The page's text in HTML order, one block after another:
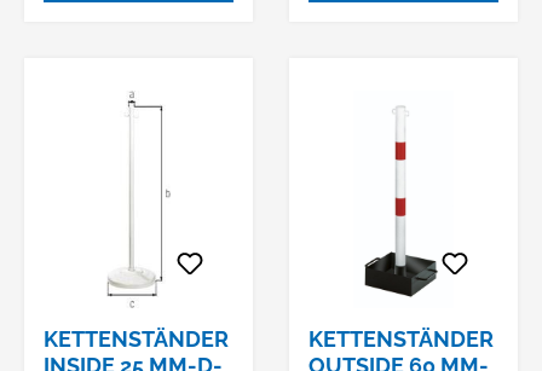
Innenbereich.
KETTENSTÄNDER
INSIDE 25 MM-D-
KETTENSTÄNDER
OUTSIDE 60 MM-